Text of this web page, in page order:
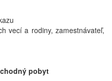
vecí a rodiny, zamestnávateľ,
pobyt